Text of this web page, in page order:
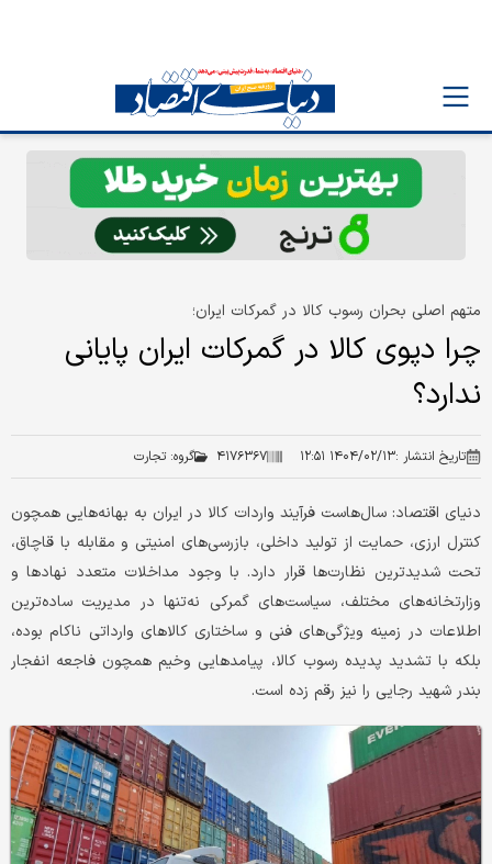
متهم اصلی بحران رسوب کالا در گمرکات ایران؛
چرا دپوی کالا در گمرکات ایران پایانی
ندارد؟
تاریخ انتشار :۱۴۰۴/۰۲/۱۳ ۱۲:۵۱ ۴۱۷۶۳۶۷ گروه: تجارت
دنیای اقتصاد: سال‌هاست فرآیند واردات کالا در ایران به بهانه‌هایی همچون
کنترل ارزی، حمایت از تولید داخلی، بازرسی‌های امنیتی و مقابله با قاچاق،
تحت شدیدترین نظارت‌ها قرار دارد. با وجود مداخلات متعدد نهادها و
وزارتخانه‌های مختلف، سیاست‌های گمرکی نه‌تنها در مدیریت ساده‌ترین
اطلاعات در زمینه ویژگی‌های فنی و ساختاری کالاهای وارداتی ناکام بوده،
بلکه با تشدید پدیده رسوب کالا، پیامدهایی وخیم همچون فاجعه انفجار
بندر شهید رجایی را نیز رقم زده است.